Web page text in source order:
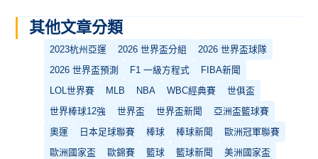
其他文章分類
2023杭州亞運 2026 世界盃分組
2026 世界盃球隊
2026 世界盃預測
F1 一級方程式
FIBA新聞
LOL世界賽
MLB NBA WBC經典賽
世俱盃
世界棒球12強
世界盃 世界盃新聞
亞洲盃籃球賽
奧運
日本足球聯賽 棒球 棒球新聞
歐洲冠軍聯賽
歐洲國家盃
歐錦賽 籃球 籃球新聞
美洲國家盃